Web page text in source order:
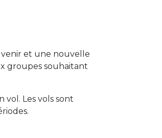
et une nouvelle
groupes souhaitant
vol. Les vols sont